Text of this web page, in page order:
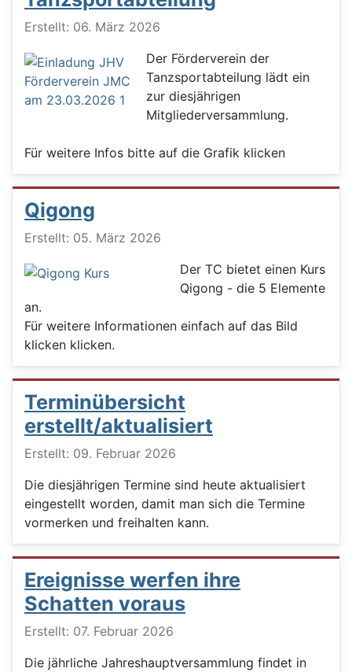
Details
Erstellt: 06. März 2026
Der Förderverein der
Tanzsportabteilung lädt ein
zur diesjährigen
Mitgliederversammlung.
Für weitere Infos bitte auf die Grafik klicken
Qigong
Details
Erstellt: 05. März 2026
Der TC bietet einen Kurs
Qigong - die 5 Elemente
an.
Für weitere Informationen einfach auf das Bild
klicken klicken.
Terminübersicht
erstellt/aktualisiert
Details
Erstellt: 09. Februar 2026
Die diesjährigen Termine sind heute aktualisiert
eingestellt worden, damit man sich die Termine
vormerken und freihalten kann.
Ereignisse werfen ihre
Schatten voraus
Details
Erstellt: 07. Februar 2026
Die jährliche Jahreshauptversammlung findet in